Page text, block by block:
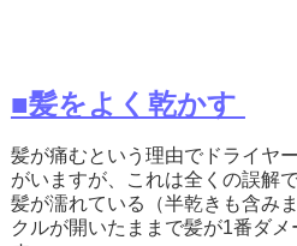
■髪をよく乾かす
髪が痛むという理由でドライヤ
がいますが、これは全くの誤解で
髪が濡れている（半乾きも含み
クルが開いたままで髪が1番ダ